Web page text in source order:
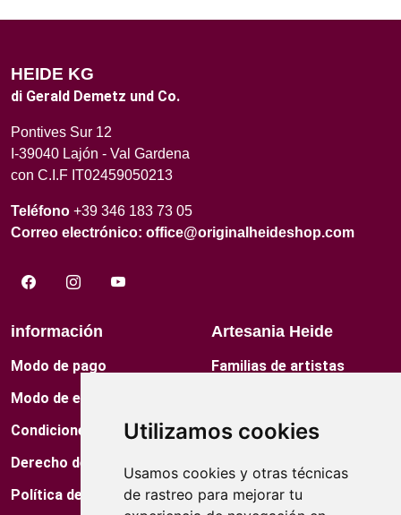
Utilizamos cookies
Usamos cookies y otras técnicas
de rastreo para mejorar tu
HEIDE KG
di Gerald Demetz und Co.
Pontives Sur 12
I-39040 Lajón - Val Gardena
con C.I.F IT02459050213
Teléfono +39 346 183 73 05
Correo electrónico: office@originalheideshop.com
información
Modo de pago
Modo de envio
Condiciones de venta
Derecho de desistimiento
Política de privacidad
Artesania Heide
Familias de artistas
Museo
Tienda de fábrica
Puntos de venta